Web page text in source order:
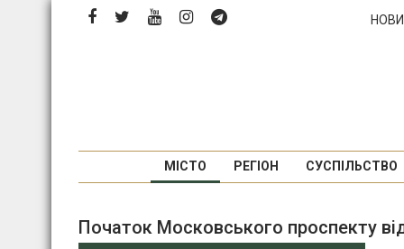
Перейти
МІСТО РЕГІОН СУСПІЛЬСТВО
Початок Московського проспекту